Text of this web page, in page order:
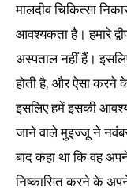
मालदीव चिकित्सा
आवश्यकता है। हमारे
अस्पताल नहीं हैं।
होती है, और ऐसा करने के
इसलिए हमें इसकी
जाने वाले मुइज्जू ने
बाद कहा था कि वह
निष्कासित करने के अपने